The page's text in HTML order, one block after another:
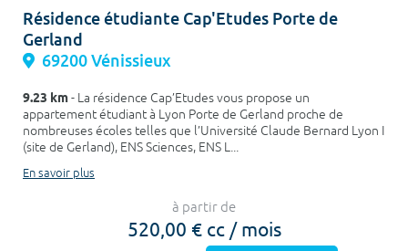
Résidence étudiante Cap'Etudes Porte de
Gerland
69200 Vénissieux
9.23 km- La résidence Cap’Etudes vous propose un
appartement étudiant à Lyon Porte de Gerland proche de
nombreuses écoles telles que l’Université Claude Bernard Lyon I
(site de Gerland), ENS Sciences, ENS L...
En savoir plus
à partir de
520,00 € cc / mois